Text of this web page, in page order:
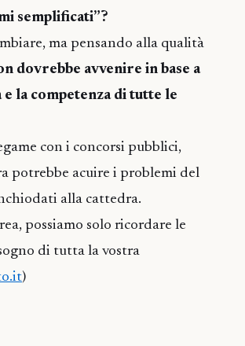
semplificati”?
ma pensando alla qualità
dovrebbe avvenire in base a
la competenza di tutte le
con i concorsi pubblici,
potrebbe acuire i problemi del
alla cattedra.
possiamo solo ricordare le
di tutta la vostra
)